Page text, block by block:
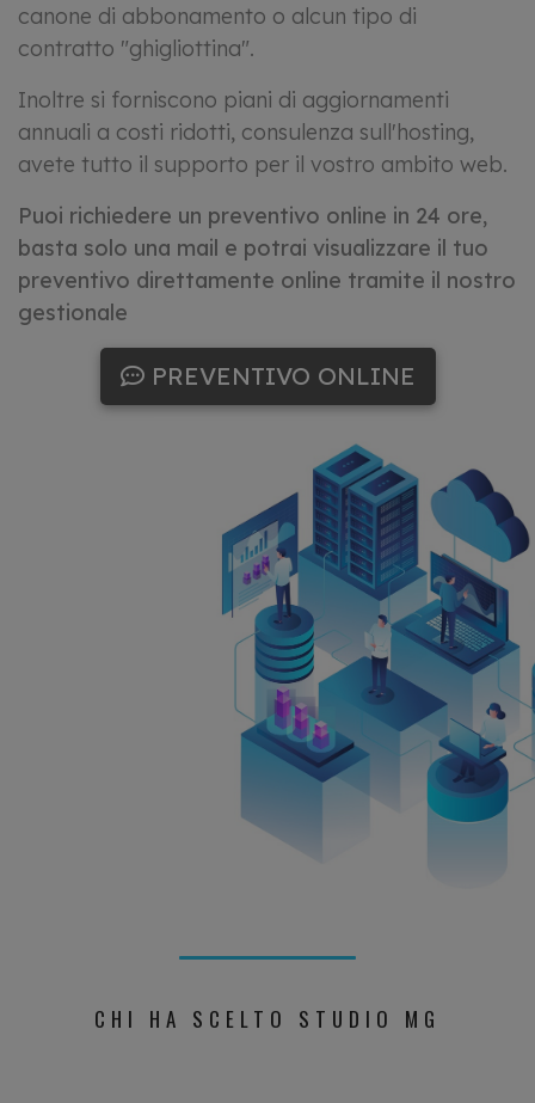
canone di abbonamento o alcun tipo di
contratto "ghigliottina".
Inoltre si forniscono piani di aggiornamenti
annuali a costi ridotti, consulenza sull'hosting,
avete tutto il supporto per il vostro ambito web.
Puoi richiedere un preventivo online in 24 ore,
basta solo una mail e potrai visualizzare il tuo
preventivo direttamente online tramite il nostro
gestionale
PREVENTIVO ONLINE
CHI HA SCELTO STUDIO MG